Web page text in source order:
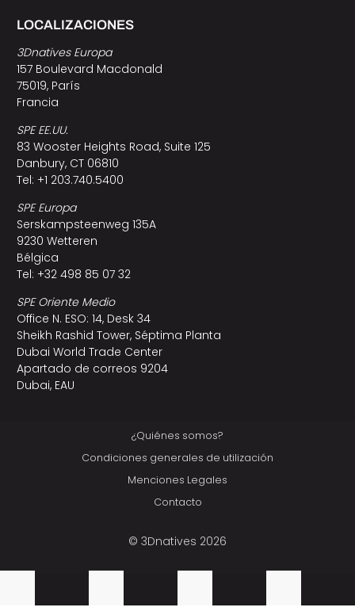
LOCALIZACIONES
3Dnatives Europa
157 Boulevard Macdonald
75019, París
Francia
SPE EE.UU.
83 Wooster Heights Road, Suite 125
Danbury, CT 06810
Tel: +1 203.740.5400
SPE Europa
Serskampsteenweg 135A
9230 Wetteren
Bélgica
Tel: +32 498 85 07 32
SPE Oriente Medio
Office N. ESO: 14, Desk 34
Sheikh Rashid Tower, Séptima Planta
Dubai World Trade Center
Apartado de correos 9204
Dubai, EAU
¿Quiénes somos?
Condiciones generales de utilización
Menciones Legales
Contacto
© 3Dnatives 2026